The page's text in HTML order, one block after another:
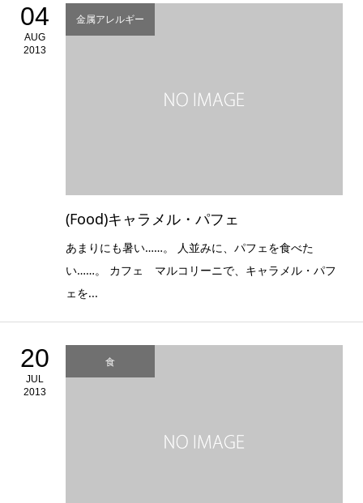
04
AUG
2013
金属アレルギー
(Food)キャラメル・パフェ
あまりにも暑い……。 人並みに、パフェを食べた
い……。 カフェ マルコリーニで、キャラメル・パフ
ェを...
20
JUL
2013
食